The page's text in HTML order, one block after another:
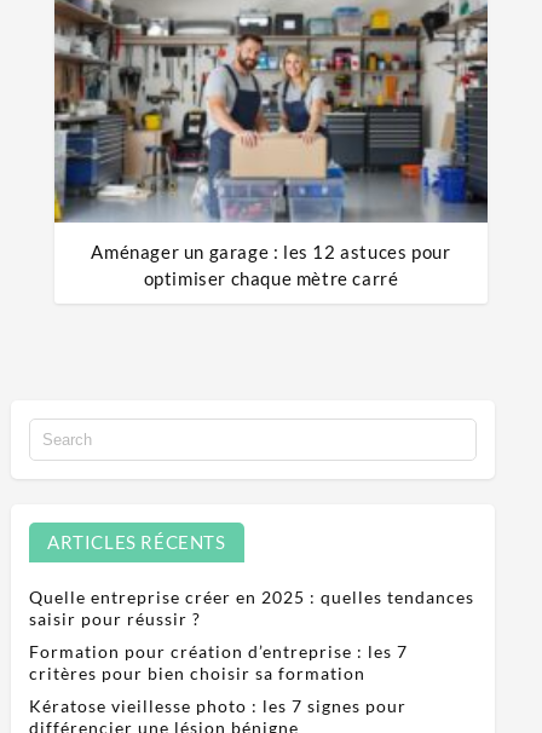
Aménager un garage : les 12 astuces pour
optimiser chaque mètre carré
ARTICLES RÉCENTS
Quelle entreprise créer en 2025 : quelles tendances
saisir pour réussir ?
Formation pour création d’entreprise : les 7
critères pour bien choisir sa formation
Kératose vieillesse photo : les 7 signes pour
différencier une lésion bénigne